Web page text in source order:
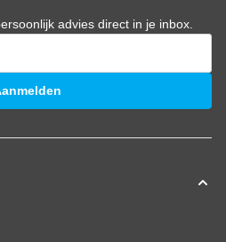
advies direct in je inbox.